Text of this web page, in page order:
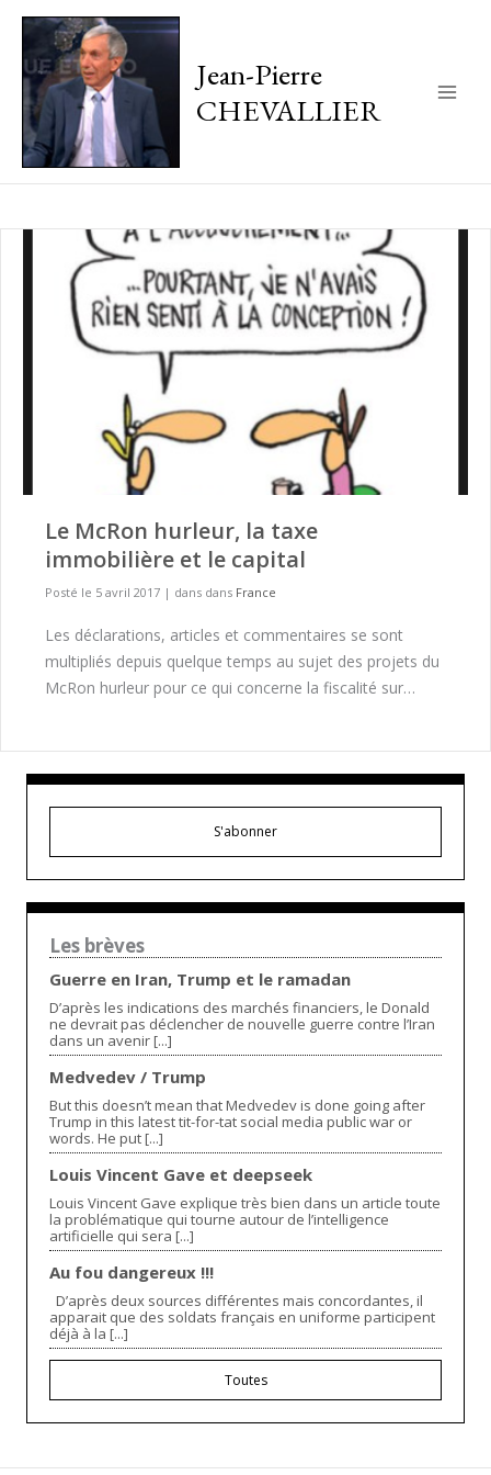
Jean-Pierre
CHEVALLIER
Le McRon hurleur, la taxe
immobilière et le capital
Posté le 5 avril 2017 | dans dans France
Les déclarations, articles et commentaires se sont
multipliés depuis quelque temps au sujet des projets du
McRon hurleur pour ce qui concerne la fiscalité sur…
S'abonner
Les brèves
Guerre en Iran, Trump et le ramadan
D’après les indications des marchés financiers, le Donald
ne devrait pas déclencher de nouvelle guerre contre l’Iran
dans un avenir [...]
Medvedev / Trump
But this doesn’t mean that Medvedev is done going after
Trump in this latest tit-for-tat social media public war or
words. He put [...]
Louis Vincent Gave et deepseek
Louis Vincent Gave explique très bien dans un article toute
la problématique qui tourne autour de l’intelligence
artificielle qui sera [...]
Au fou dangereux !!!
D’après deux sources différentes mais concordantes, il
apparait que des soldats français en uniforme participent
déjà à la [...]
Toutes